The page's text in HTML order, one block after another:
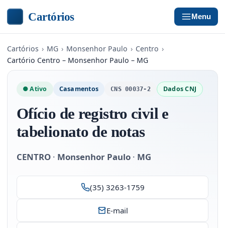
Cartórios Menu
Cartórios › MG › Monsenhor Paulo › Centro ›
Cartório Centro – Monsenhor Paulo – MG
● Ativo Casamentos CNS 00037-2 Dados CNJ
Ofício de registro civil e
tabelionato de notas
CENTRO · Monsenhor Paulo · MG
(35) 3263-1759
E-mail